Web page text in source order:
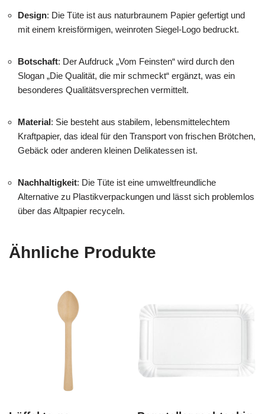
Design: Die Tüte ist aus naturbraunem Papier gefertigt und
mit einem kreisförmigen, weinroten Siegel-Logo bedruckt.
Botschaft: Der Aufdruck „Vom Feinsten“ wird durch den
Slogan „Die Qualität, die mir schmeckt“ ergänzt, was ein
besonderes Qualitätsversprechen vermittelt.
Material: Sie besteht aus stabilem, lebensmittelechtem
Kraftpapier, das ideal für den Transport von frischen Brötchen,
Gebäck oder anderen kleinen Delikatessen ist.
Nachhaltigkeit: Die Tüte ist eine umweltfreundliche
Alternative zu Plastikverpackungen und lässt sich problemlos
über das Altpapier recyceln.
Ähnliche Produkte